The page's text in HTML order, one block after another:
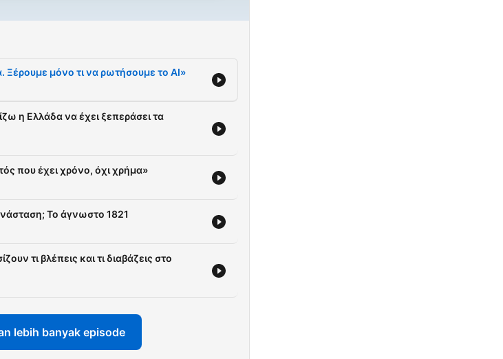
Ξέρουμε μόνο τι να ρωτήσουμε το ΑΙ»
η Ελλάδα να έχει ξεπεράσει τα
που έχει χρόνο, όχι χρήμα»
Το άγνωστο 1821
τι βλέπεις και τι διαβάζεις στο
lebih banyak episode